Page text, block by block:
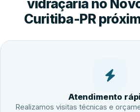
vidraçaria no
Curitiba-PR
Atendimento
Realizamos visitas técnicas e